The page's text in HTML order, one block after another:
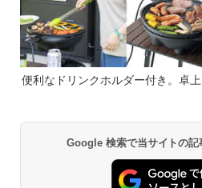
便利なドリンクホルダー付き。卓
Google 検索で当サイトの記